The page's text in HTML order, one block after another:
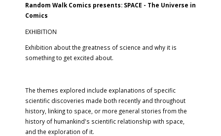
Random Walk Comics presents: SPACE - The Universe in
Comics
EXHIBITION
Exhibition about the greatness of science and why it is
something to get excited about.
The themes explored include explanations of specific
scientific discoveries made both recently and throughout
history, linking to space, or more general stories from the
history of humankind's scientific relationship with space,
and the exploration of it.